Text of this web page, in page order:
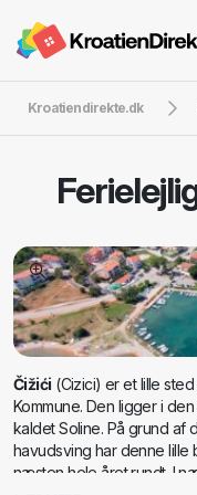
Kroatiendirekte.dk
Čižići (Cizici) er et lille
Kommune. Den ligger i
kaldet Soline. På grund af
havudsving har denne lille
næsten hele året rundt. I